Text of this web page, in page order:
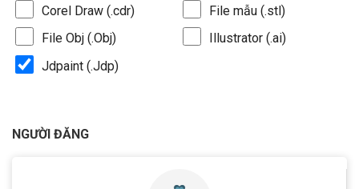
Corel Draw (.cdr)
File mẫu (.stl)
File Obj (.Obj)
Illustrator (.ai)
Jdpaint (.Jdp)
NGƯỜI ĐĂNG